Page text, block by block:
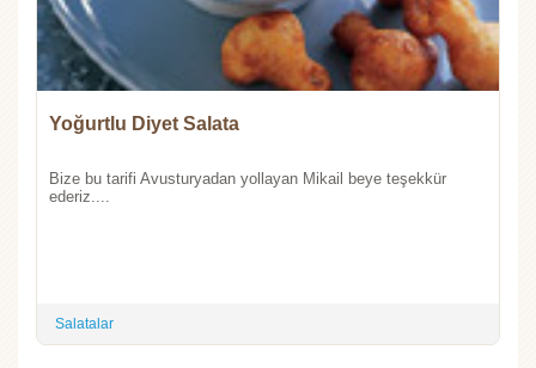
Yoğurtlu Diyet Salata
Bize bu tarifi Avusturyadan yollayan Mikail beye teşekkür
ederiz....
Salatalar